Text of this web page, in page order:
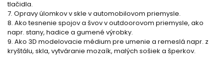
tlačidla.
7. Opravy úlomkov v skle v automobilovom priemysle.
8. Ako tesnenie spojov a švov v outdoorovom priemysle, ako
napr. stany, hadice a gumené výrobky.
9. Ako 3D modelovacie médium pre umenie a remeslá napr. z
kryštálu, skla, vytváranie mozaík, malých sošiek a šperkov.